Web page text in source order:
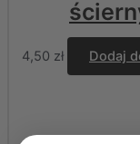
4,50 zł Dodaj